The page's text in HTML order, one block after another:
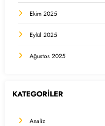
Ekim 2025
Eylül 2025
Ağustos 2025
KATEGORİLER
Analiz